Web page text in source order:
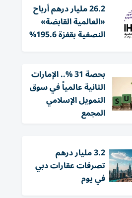
26.2 مليار درهم أرباح
«العالمية القابضة»
النصفية بقفزة 195.6%
بحصة 31 %.. الإمارات
الثانية عالمياً في سوق
التمويل الإسلامي
المجمع
3.2 مليار درهم
تصرفات عقارات دبي
في يوم